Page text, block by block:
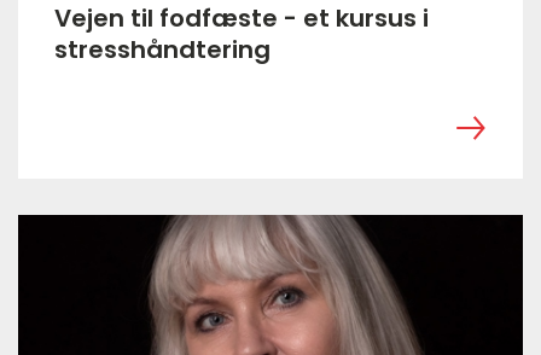
Vejen til fodfæste - et kursus i
stresshåndtering